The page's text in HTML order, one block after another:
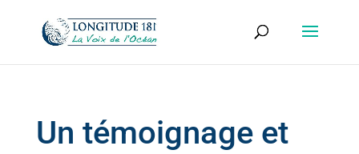
Un témoignage et